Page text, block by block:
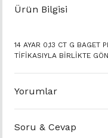
Ürün Bilgisi
14 AYAR 0,13 CT G BAGET
TİFİKASIYLA BİRLİKTE
Yorumlar
Soru & Cevap